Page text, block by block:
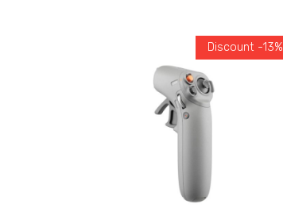
Discount -13%